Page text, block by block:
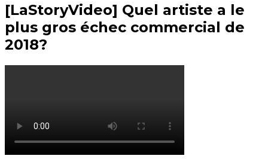
[LaStoryVideo] Quel artiste a le
plus gros échec commercial de
2018?